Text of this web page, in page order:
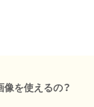
を使えるの？